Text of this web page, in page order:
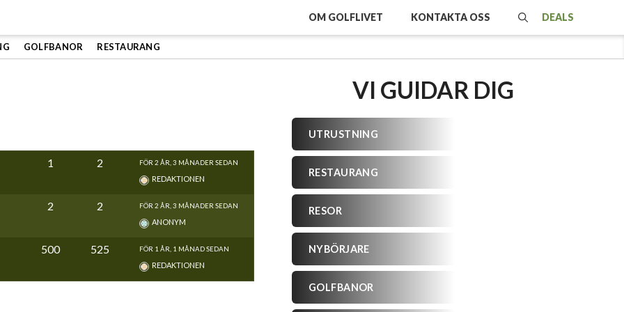
OM GOLFLIVET KONTAKTA OSS DEALS
GOLFBANOR RESTAURANG
1 2 FÖR 2 ÅR, 3 MÅNADER SEDAN
REDAKTIONEN
2 2 FÖR 2 ÅR, 3 MÅNADER SEDAN
ANONYM
500 525 FÖR 1 ÅR, 1 MÅNAD SEDAN
REDAKTIONEN
VI GUIDAR DIG
UTRUSTNING
RESTAURANG
RESOR
NYBÖRJARE
GOLFBANOR